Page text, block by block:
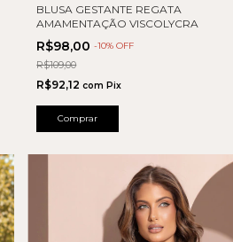
BLUSA GESTANTE REGATA
AMAMENTAÇÃO VISCOLYCRA
R$98,00-10% OFF
R$109,00
R$92,12com Pix
Comprar